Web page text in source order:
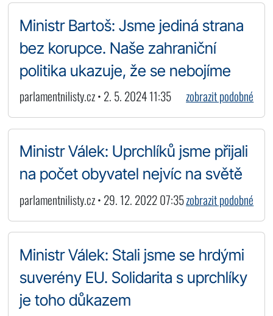
Ministr Bartoš: Jsme jediná strana
bez korupce. Naše zahraniční
politika ukazuje, že se nebojíme
parlamentnilisty.cz • 2. 5. 2024 11:35 zobrazit podobné
Ministr Válek: Uprchlíků jsme přijali
na počet obyvatel nejvíc na světě
parlamentnilisty.cz • 29. 12. 2022 07:35zobrazit podobné
Ministr Válek: Stali jsme se hrdými
suverény EU. Solidarita s uprchlíky
je toho důkazem